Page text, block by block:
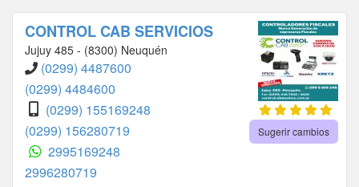
CONTROL CAB SERVICIOS
Jujuy 485 - (8300) Neuquén
(0299) 4487600
(0299) 4484600
(0299) 155169248
(0299) 156280719
2995169248
2996280719
Sugerir cambios